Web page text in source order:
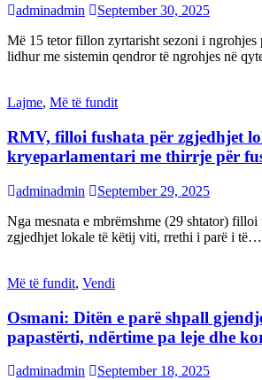
adminadmin
September 30, 2025
Më 15 tetor fillon zyrtarisht sezoni i ngrohjes
lidhur me sistemin qendror të ngrohjes në
Lajme, Më të fundit
RMV, filloi fushata për zgjedhjet
kryeparlamentari me thirrje për
adminadmin
September 29, 2025
Nga mesnata e mbrëmshme (29 shtator) filloi
zgjedhjet lokale të këtij viti, rrethi i parë i të…
Më të fundit, Vendi
Osmani: Ditën e parë shpall
papastërti, ndërtime pa leje dhe
adminadmin
September 18, 2025